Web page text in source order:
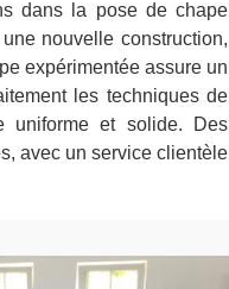
dans la pose de chape
nouvelle construction,
expérimentée assure un
les techniques de
uniforme et solide. Des
avec un service clientèle